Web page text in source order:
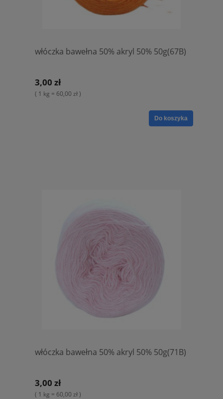
włóczka bawełna 50% akryl 50% 50g(67B)
3,00 zł
( 1 kg = 60,00 zł )
Do koszyka
włóczka bawełna 50% akryl 50% 50g(71B)
3,00 zł
( 1 kg = 60,00 zł )